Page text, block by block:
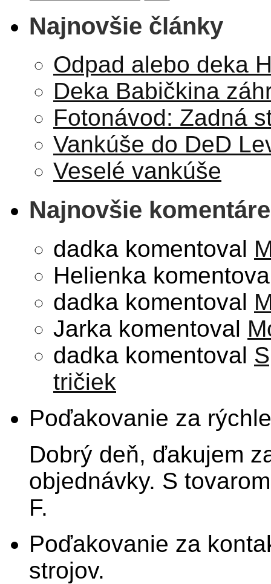
Najnovšie články
Odpad alebo deka
Deka Babičkina
Fotonávod: Zadná
Vankúše do DeD
Veselé vankúše
Najnovšie komentáre
dadka komentoval
Helienka
dadka komentoval
Jarka komentoval
dadka komentoval
tričiek
Poďakovanie za
Dobrý deň, ďakujem
objednávky. S
F.
Poďakovanie za
strojov.